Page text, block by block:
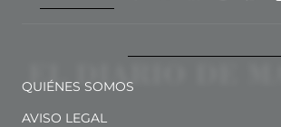
QUIÉNES SOMOS
AVISO LEGAL